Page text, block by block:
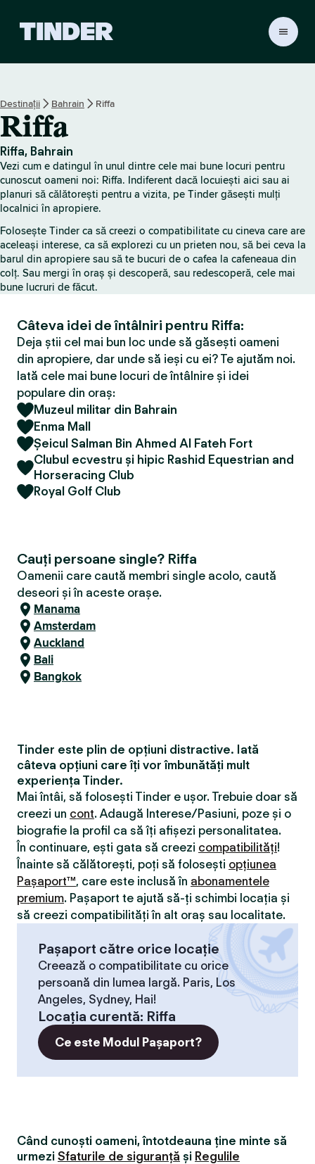
e
r
Destinații Bahrain Riffa
Riffa
Riffa, Bahrain
Vezi cum e datingul în unul dintre cele mai bune locuri pentru
cunoscut oameni noi: Riffa. Indiferent dacă locuiești aici sau ai
planuri să călătorești pentru a vizita, pe Tinder găsești mulți
localnici în apropiere.
Folosește Tinder ca să creezi o compatibilitate cu cineva care are
aceleași interese, ca să explorezi cu un prieten nou, să bei ceva la
barul din apropiere sau să te bucuri de o cafea la cafeneaua din
colț. Sau mergi în oraș și descoperă, sau redescoperă, cele mai
bune lucruri de făcut.
Câteva idei de întâlniri pentru Riffa:
Deja știi cel mai bun loc unde să găsești oameni
din apropiere, dar unde să ieși cu ei? Te ajutăm noi.
Iată cele mai bune locuri de întâlnire și idei
populare din oraș:
Muzeul militar din Bahrain
Enma Mall
Șeicul Salman Bin Ahmed Al Fateh Fort
Clubul ecvestru și hipic Rashid Equestrian and
Horseracing Club
Royal Golf Club
Cauți persoane single? Riffa
Oamenii care caută membri single acolo, caută
deseori și în aceste orașe.
Manama
Amsterdam
Auckland
Bali
Bangkok
Tinder este plin de opțiuni distractive. Iată
câteva opțiuni care îți vor îmbunătăți mult
experiența Tinder.
Mai întâi, să folosești Tinder e ușor. Trebuie doar să
creezi un cont. Adaugă Interese/Pasiuni, poze și o
biografie la profil ca să îți afișezi personalitatea.
În continuare, ești gata să creezi compatibilităţi!
Înainte să călătorești, poți să folosești opțiunea
Pașaport™, care este inclusă în abonamentele
premium. Pașaport te ajută să-ți schimbi locația și
să creezi compatibilităţi în alt oraș sau localitate.
Pașaport către orice locație
Creează o compatibilitate cu orice
persoană din lumea largă. Paris, Los
Angeles, Sydney, Hai!
Locaţia curentă: Riffa
Ce este Modul Pașaport?
Când cunoști oameni, întotdeauna ține minte să
urmezi Sfaturile de siguranță și Regulile